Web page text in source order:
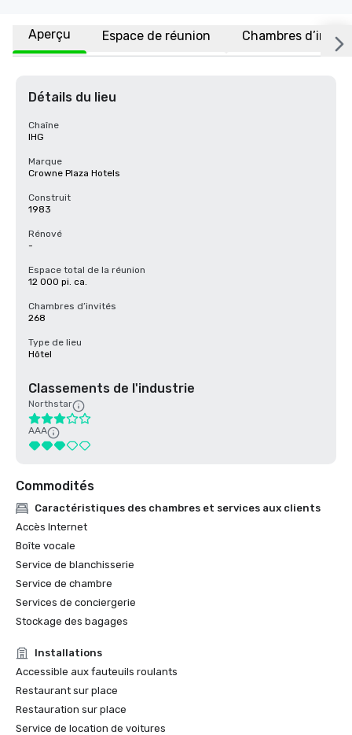
Aperçu Espace de réunion Chambres
Détails du lieu
Chaîne
IHG
Marque
Crowne Plaza Hotels
Construit
1983
Rénové
-
Espace total de la réunion
12 000 pi. ca.
Chambres d’invités
268
Type de lieu
Hôtel
Classements de l'industrie
Northstar
AAA
Commodités
Caractéristiques des chambres et services aux clients
Accès Internet
Boîte vocale
Service de blanchisserie
Service de chambre
Services de conciergerie
Stockage des bagages
Installations
Accessible aux fauteuils roulants
Restaurant sur place
Restauration sur place
Service de location de voitures